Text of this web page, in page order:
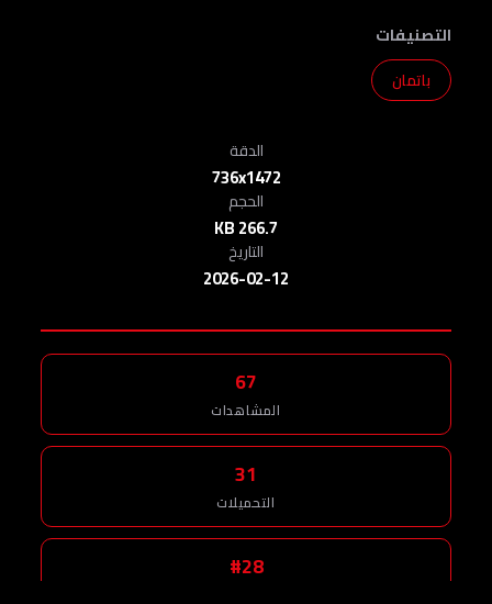
التصنيفات
باتمان
الدقة
736x1472
الحجم
266.7 KB
التاريخ
2026-02-12
67
المشاهدات
31
التحميلات
#28